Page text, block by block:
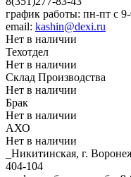
график работы: пн-пт с
email: kashin@dexi.ru
Нет в наличии
Техотдел
Нет в наличии
Склад Производства
Нет в наличии
Брак
Нет в наличии
АХО
Нет в наличии
_Никитинская, г.
404-104